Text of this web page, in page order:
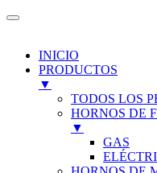
INICIO
PRODUCTOS
▼
TODOS LOS
HORNOS DE
▼
GAS